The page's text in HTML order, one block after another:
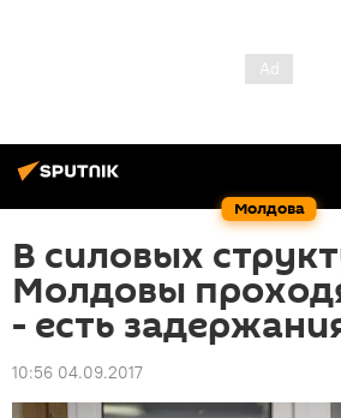
Молдова
В силовых
Молдовы
- есть
10:56 04.09.2017